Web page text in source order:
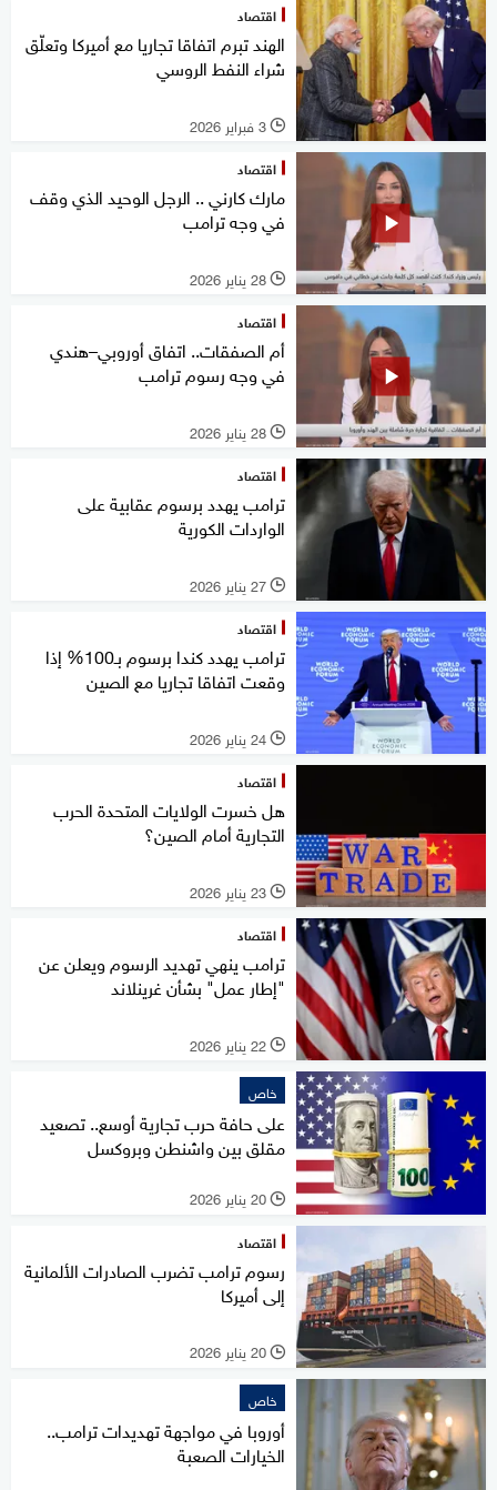
اقتصاد
الهند تبرم اتفاقا تجاريا مع أميركا وتعلّق
شراء النفط الروسي
l 3 فبراير 2026
اقتصاد
مارك كارني .. الرجل الوحيد الذي وقف
في وجه ترامب
l 28 يناير 2026
اقتصاد
أم الصفقات.. اتفاق أوروبي–هندي
في وجه رسوم ترامب
l 28 يناير 2026
اقتصاد
ترامب يهدد برسوم عقابية على
الواردات الكورية
l 27 يناير 2026
اقتصاد
ترامب يهدد كندا برسوم بـ100% إذا
وقعت اتفاقا تجاريا مع الصين
l 24 يناير 2026
اقتصاد
هل خسرت الولايات المتحدة الحرب
التجارية أمام الصين؟
l 23 يناير 2026
اقتصاد
ترامب ينهي تهديد الرسوم ويعلن عن
"إطار عمل" بشأن غرينلاند
l 22 يناير 2026
خاص
على حافة حرب تجارية أوسع.. تصعيد
مقلق بين واشنطن وبروكسل
l 20 يناير 2026
اقتصاد
رسوم ترامب تضرب الصادرات الألمانية
إلى أميركا
l 20 يناير 2026
خاص
أوروبا في مواجهة تهديدات ترامب..
الخيارات الصعبة